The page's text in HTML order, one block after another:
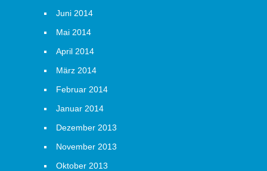
Juni 2014
Mai 2014
April 2014
März 2014
Februar 2014
Januar 2014
Dezember 2013
November 2013
Oktober 2013